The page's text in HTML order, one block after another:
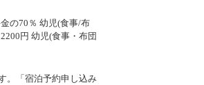
の70％ 幼児(食事/布
円 幼児(食事・布団
。「宿泊予約申し込み